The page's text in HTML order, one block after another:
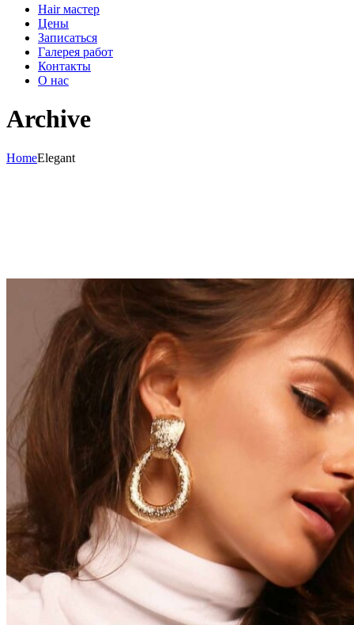
Hair мастер
Цены
Записаться
Галерея работ
Контакты
О нас
Archive
HomeElegant